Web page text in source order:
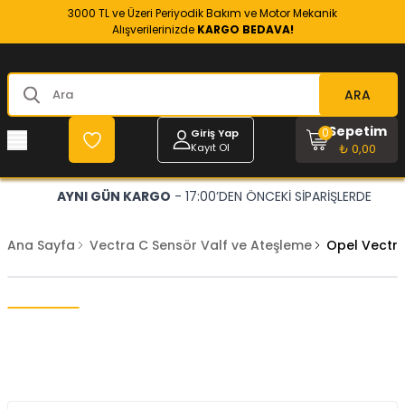
3000 TL ve Üzeri Periyodik Bakım ve Motor Mekanik
Alışverilerinizde KARGO BEDAVA!
ARA
Giriş Yap
Kayıt Ol
Sepetim
₺ 0,00
0
AYNI GÜN KARGO - 17:00’DEN ÖNCEKİ SİPARİŞLERDE
Ana Sayfa Vectra C Sensör Valf ve Ateşleme Opel Vectra